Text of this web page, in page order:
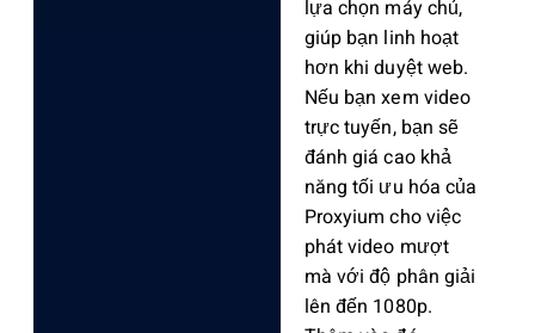
lựa chọn máy chủ,
giúp bạn linh hoạt
hơn khi duyệt web.
Nếu bạn xem video
trực tuyến, bạn sẽ
đánh giá cao khả
năng tối ưu hóa của
Proxyium cho việc
phát video mượt
mà với độ phân giải
lên đến 1080p.